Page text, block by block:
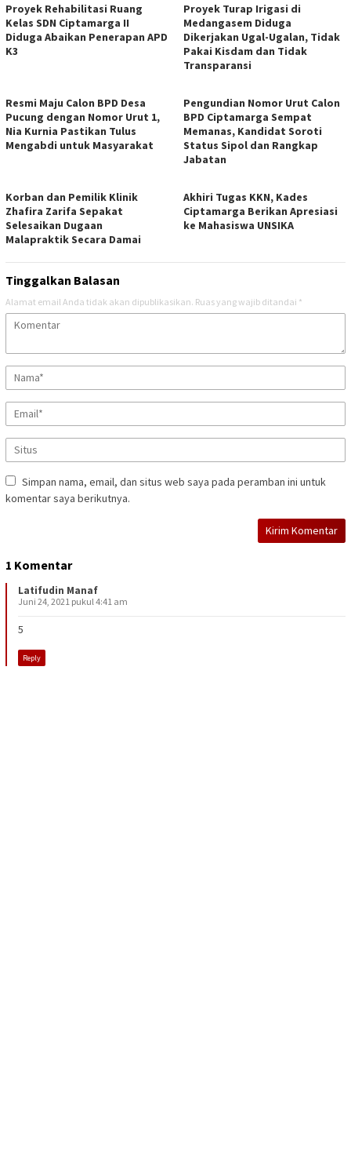
Proyek Rehabilitasi Ruang
Kelas SDN Ciptamarga II
Diduga Abaikan Penerapan APD
K3
Proyek Turap Irigasi di
Medangasem Diduga
Dikerjakan Ugal-Ugalan, Tidak
Pakai Kisdam dan Tidak
Transparansi
Resmi Maju Calon BPD Desa
Pucung dengan Nomor Urut 1,
Nia Kurnia Pastikan Tulus
Mengabdi untuk Masyarakat
Pengundian Nomor Urut Calon
BPD Ciptamarga Sempat
Memanas, Kandidat Soroti
Status Sipol dan Rangkap
Jabatan
Korban dan Pemilik Klinik
Zhafira Zarifa Sepakat
Selesaikan Dugaan
Malapraktik Secara Damai
Akhiri Tugas KKN, Kades
Ciptamarga Berikan Apresiasi
ke Mahasiswa UNSIKA
Tinggalkan Balasan
Alamat email Anda tidak akan dipublikasikan. Ruas yang wajib ditandai *
Simpan nama, email, dan situs web saya pada peramban ini untuk
komentar saya berikutnya.
1 Komentar
Latifudin Manaf
Juni 24, 2021 pukul 4:41 am
5
Reply